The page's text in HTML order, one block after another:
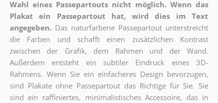
Wahl eines Passepartouts nicht möglich. Wenn das
Plakat ein Passepartout hat, wird dies im Text
angegeben. Das naturfarbene Passepartout unterstreicht
die Farben und schafft einen zusätzlichen Kontrast
zwischen der Grafik, dem Rahmen und der Wand.
Außerdem entsteht ein subtiler Eindruck eines 3D-
Rahmens. Wenn Sie ein einfacheres Design bevorzugen,
sind Plakate ohne Passepartout das Richtige für Sie. Sie
sind ein raffiniertes, minimalistisches Accessoire, das in